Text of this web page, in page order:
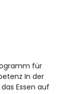
für
In der
Essen auf